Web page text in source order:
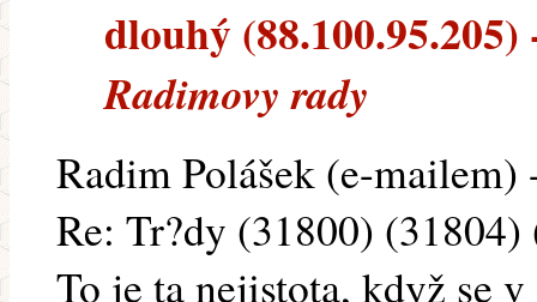
dlouhý (88.100.95.205)
Radimovy rady
Radim Polášek (e-mailem)
Re: Tr?dy (31800)
To je ta nejistota, když se